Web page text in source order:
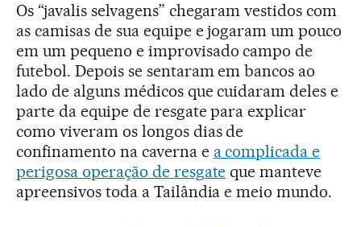
Os “javalis selvagens” chegaram vestidos com
as camisas de sua equipe e jogaram um pouco
em um pequeno e improvisado campo de
futebol. Depois se sentaram em bancos ao
lado de alguns médicos que cuidaram deles e
parte da equipe de resgate para explicar
como viveram os longos dias de
confinamento na caverna e a complicada e
perigosa operação de resgate que manteve
apreensivos toda a Tailândia e meio mundo.